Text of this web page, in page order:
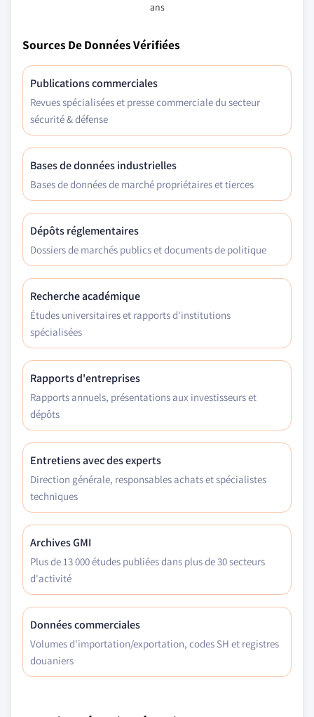
ans
Sources De Données Vérifiées
Publications commerciales
Revues spécialisées et presse commerciale du secteur
sécurité & défense
Bases de données industrielles
Bases de données de marché propriétaires et tierces
Dépôts réglementaires
Dossiers de marchés publics et documents de politique
Recherche académique
Études universitaires et rapports d'institutions
spécialisées
Rapports d'entreprises
Rapports annuels, présentations aux investisseurs et
dépôts
Entretiens avec des experts
Direction générale, responsables achats et spécialistes
techniques
Archives GMI
Plus de 13 000 études publiées dans plus de 30 secteurs
d'activité
Données commerciales
Volumes d'importation/exportation, codes SH et registres
douaniers